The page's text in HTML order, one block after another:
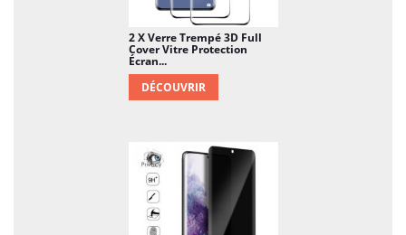
2 X Verre Trempé 3D Full
Cover Vitre Protection
Écran...
DÉCOUVRIR